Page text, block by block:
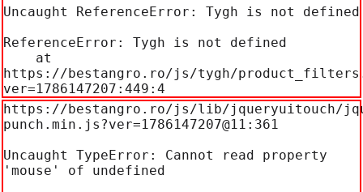
Uncaught ReferenceError: Tygh is not defined
ReferenceError: Tygh is not defined
https://bestangro.ro/js/tygh/
ver=1786147207:449:4
https://bestangro.ro/js/lib/jqueryuitouch/
punch.min.js?ver=1786147207@11:361
Uncaught TypeError: Cannot read property
'mouse' of undefined